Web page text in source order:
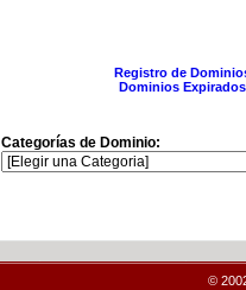
Registro de
Dominios Expirados
Categorías de Dominio:
©